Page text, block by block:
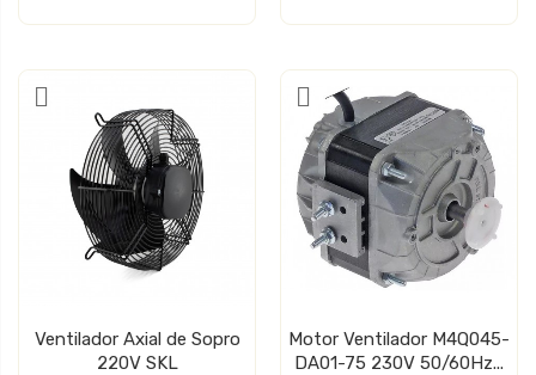
Ventilador Axial de Sopro
220V SKL
Motor Ventilador M4Q045-
DA01-75 230V 50/60Hz...